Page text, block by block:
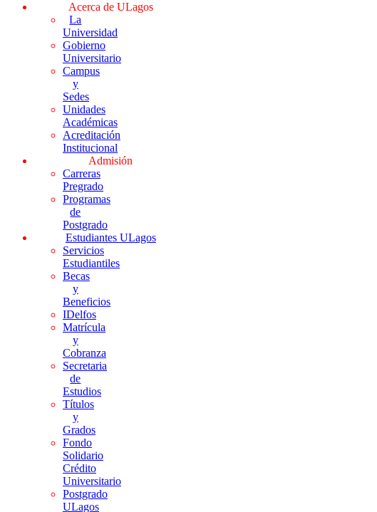
Acerca de ULagos
La
Universidad
Gobierno
Universitario
Campus
y
Sedes
Unidades
Académicas
Acreditación
Institucional
Admisión
Carreras
Pregrado
Programas
de
Postgrado
Estudiantes ULagos
Servicios
Estudiantiles
Becas
y
Beneficios
IDelfos
Matrícula
y
Cobranza
Secretaria
de
Estudios
Títulos
y
Grados
Fondo
Solidario
Crédito
Universitario
Postgrado
ULagos